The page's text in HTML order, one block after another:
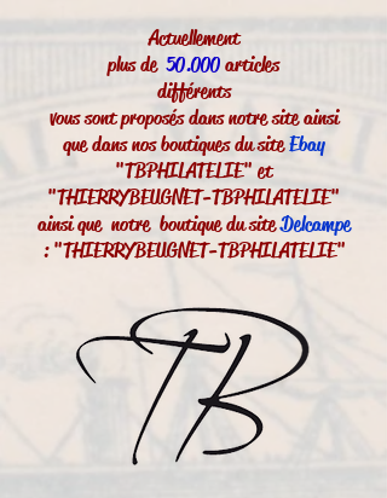
Actuellement
plus de50.000articles
différents
vous sont proposés dans notre site ainsi
que dans nos boutiques du siteEbay
"TBPHILATELIE" et
"THIERRYBEUGNET-TBPHILATELIE"
ainsi que notre boutique du siteDelcampe
: "THIERRYBEUGNET-TBPHILATELIE"